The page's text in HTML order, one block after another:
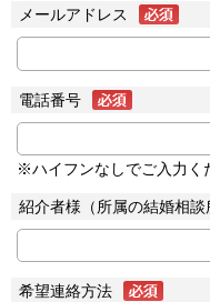
メールアドレス
電話番号
※ハイフンなしでご入力く
紹介者様（所属の結婚相談
希望連絡方法